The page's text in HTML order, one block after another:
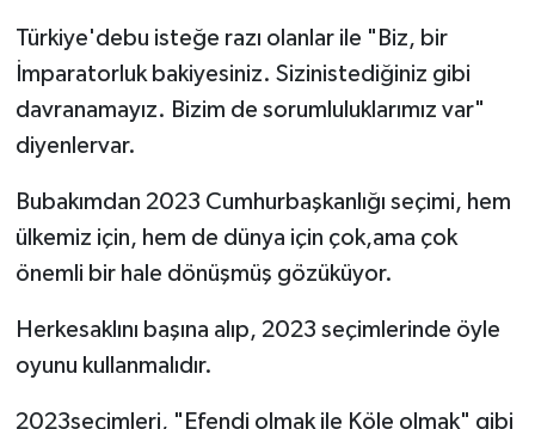
Türkiye'debu isteğe razı olanlar ile "Biz, bir
İmparatorluk bakiyesiniz. Sizinistediğiniz gibi
davranamayız. Bizim de sorumluluklarımız var"
diyenlervar.
Bubakımdan 2023 Cumhurbaşkanlığı seçimi, hem
ülkemiz için, hem de dünya için çok,ama çok
önemli bir hale dönüşmüş gözüküyor.
Herkesaklını başına alıp, 2023 seçimlerinde öyle
oyunu kullanmalıdır.
2023seçimleri, "Efendi olmak ile Köle olmak" gibi